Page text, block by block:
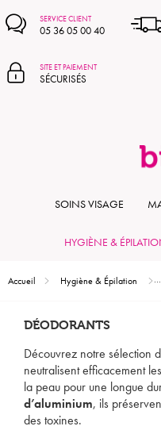
SERVICE CLIENT
05 36 05 00 40
SITE ET PAIEMENT
SÉCURISÉS
SOINS VISAGE
HYGIÈNE &
Accueil Hygiène & Épilation
DÉODORANTS
Découvrez notre sélection
neutralisent efficacement
la peau pour une longue
d’aluminium, ils
des toxines.